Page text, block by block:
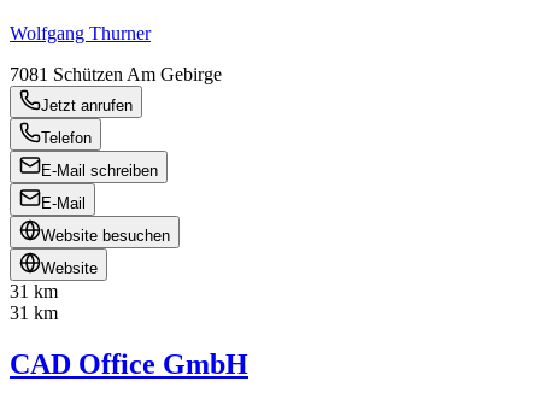
Wolfgang Thurner
7081 Schützen Am Gebirge
Jetzt anrufen
Telefon
E-Mail schreiben
E-Mail
Website besuchen
Website
31 km
31 km
CAD Office GmbH